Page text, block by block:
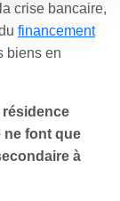
crise bancaire,
financement
biens en
résidence
ne font que
à